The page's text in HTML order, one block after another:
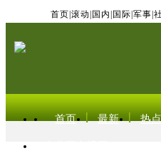
首页 滚动 国内 国际 军事
首页 最新 热点